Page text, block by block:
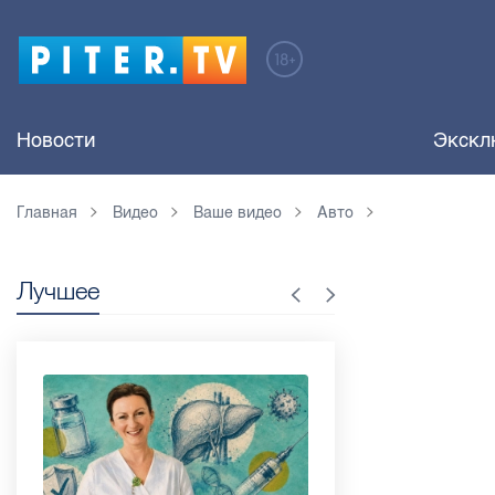
Новости
Главная Видео Ваше видео Авто
Лучшее